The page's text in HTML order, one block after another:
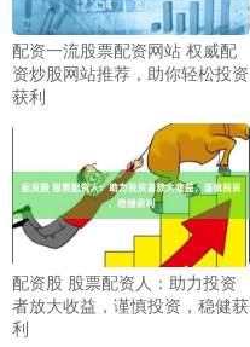
配资一流股票配资网站 权威配
资炒股网站推荐，助你轻松投资
获利
配资股 股票配资人：助力投资
者放大收益，谨慎投资，稳健获
利